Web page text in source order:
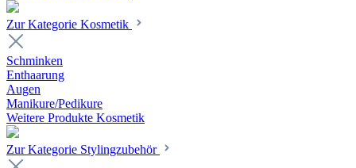
Zur Kategorie Kosmetik
Schminken
Enthaarung
Augen
Manikure/Pedikure
Weitere Produkte Kosmetik
Zur Kategorie Stylingzubehör